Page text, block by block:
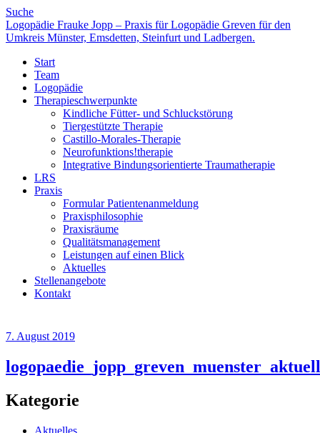
Suche
Logopädie Frauke Jopp – Praxis für Logopädie Greven für den
Umkreis Münster, Emsdetten, Steinfurt und Ladbergen.
Start
Team
Logopädie
Therapieschwerpunkte
Kindliche Fütter- und Schluckstörung
Tiergestützte Therapie
Castillo-Morales-Therapie
Neurofunktions!therapie
Integrative Bindungsorientierte Traumatherapie
LRS
Praxis
Formular Patientenanmeldung
Praxisphilosophie
Praxisräume
Qualitätsmanagement
Leistungen auf einen Blick
Aktuelles
Stellenangebote
Kontakt
7. August 2019
Kategorie
Aktuelles